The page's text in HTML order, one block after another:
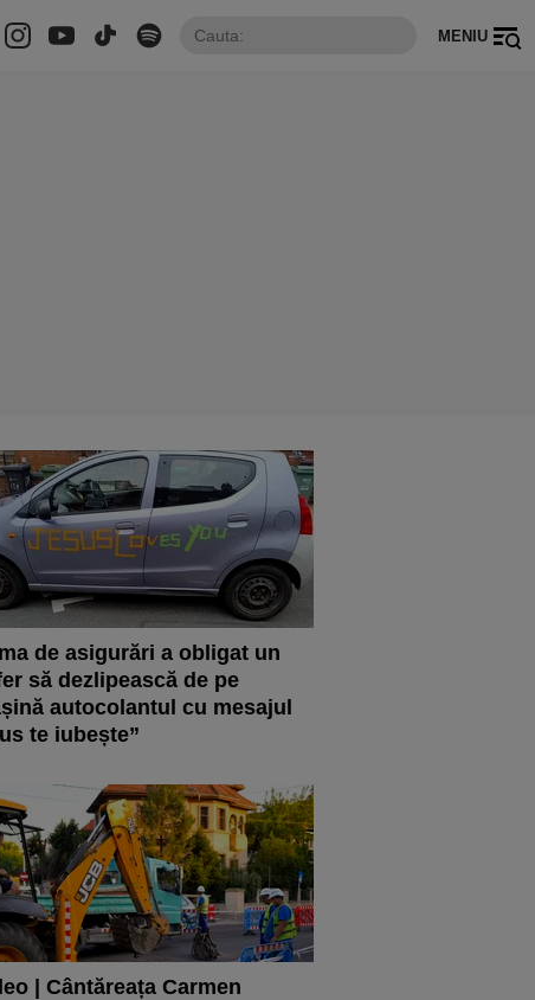
MENIU
de asigurări a obligat un
să dezlipească de pe
autocolantul cu mesajul
te iubește”
| Cântăreața Carmen